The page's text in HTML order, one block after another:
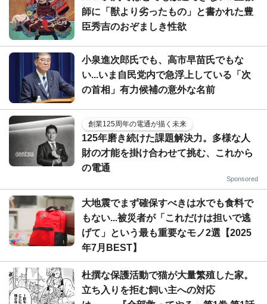
師に「獣より劣ったもの」と書かれた豊
臣秀吉のおぞましき性欲
小泉進次郎氏でも、高市早苗氏でもな
い...いま自民党内で急浮上している「次
の首相」有力候補の意外な名前
創業125周年の電通が描く未来
125年磨き続けた課題解決力。多様な人
財の才能を掛け合わせて挑む、これから
の電通
Sponsored
大地震でまず確保すべきは水でも食料で
もない...被災者が「これだけは担いで逃
げて」という最も重要なモノ2選【2025
年7月BEST】
杜撰な保護活動で猫が大量繁殖した家。
立ち入りを拒む飼い主への対応